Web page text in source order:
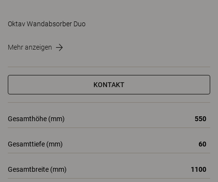
Oktav Wandabsorber Duo
Mehr anzeigen
KONTAKT
Gesamthöhe (mm) 550
Gesamttiefe (mm) 60
Gesamtbreite (mm) 1100